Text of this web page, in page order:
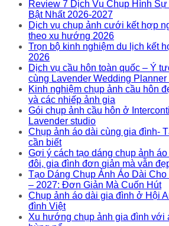
Review 7 Dịch Vụ Chụp Hình
Bật Nhất 2026-2027
Dịch vụ chụp ảnh cưới kết hợp
theo xu hướng 2026
Trọn bộ kinh nghiệm du lịch kết
2026
Dịch vụ cầu hôn toàn quốc – Ý
cùng Lavender Wedding Planner
Kinh nghiệm chụp ảnh cầu hôn
và các nhiếp ảnh gia
Gói chụp ảnh cầu hôn ở
Lavender studio
Chụp ảnh áo dài cùng gia đình-
cần biết
Gợi ý cách tạo dáng chụp ảnh
đôi, gia đình đơn giản mà vẫn
Tạo Dáng Chụp Ảnh Áo Dài
– 2027: Đơn Giản Mà Cuốn Hút
Chụp ảnh áo dài gia đình ở Hội
đình Việt
Xu hướng chụp ảnh gia đình với